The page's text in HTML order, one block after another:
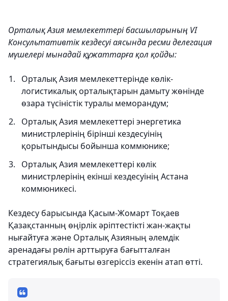
Орталық Азия мемлекеттері басшыларының VI
Консультативтік кездесуі аясында ресми делегация
мүшелері мынадай құжаттарға қол қойды:
Орталық Азия мемлекеттерінде көлік-
логистикалық орталықтарын дамыту жөнінде
өзара түсіністік туралы меморандум;
Орталық Азия мемлекеттері энергетика
министрлерінің бірінші кездесуінің
қорытындысы бойынша коммюнике;
Орталық Азия мемлекеттері көлік
министрлерінің екінші кездесуінің Астана
коммюникесі.
Кездесу барысында Қасым-Жомарт Тоқаев
Қазақстанның өңірлік әріптестікті жан-жақты
нығайтуға және Орталық Азияның әлемдік
аренадағы рөлін арттыруға бағытталған
стратегиялық бағыты өзгеріссіз екенін атап өтті.